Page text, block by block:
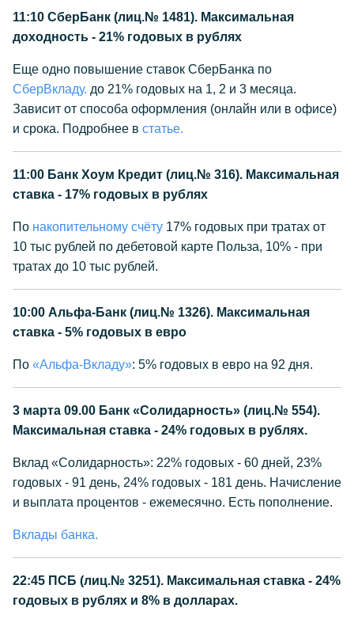
11:10 СберБанк (лиц.№ 1481). Максимальная
доходность - 21% годовых в рублях
Еще одно повышение ставок СберБанка по
СберВкладу. до 21% годовых на 1, 2 и 3 месяца.
Зависит от способа оформления (онлайн или в офисе)
и срока. Подробнее в статье.
11:00 Банк Хоум Кредит (лиц.№ 316). Максимальная
ставка - 17% годовых в рублях
По накопительному счёту 17% годовых при тратах от
10 тыс рублей по дебетовой карте Польза, 10% - при
тратах до 10 тыс рублей.
10:00 Альфа-Банк (лиц.№ 1326). Максимальная
ставка - 5% годовых в евро
По «Альфа-Вкладу»: 5% годовых в евро на 92 дня.
3 марта 09.00 Банк «Солидарность» (лиц.№ 554).
Максимальная ставка - 24% годовых в рублях.
Вклад «Солидарность»: 22% годовых - 60 дней, 23%
годовых - 91 день, 24% годовых - 181 день. Начисление
и выплата процентов - ежемесячно. Есть пополнение.
Вклады банка.
22:45 ПСБ (лиц.№ 3251). Максимальная ставка - 24%
годовых в рублях и 8% в долларах.